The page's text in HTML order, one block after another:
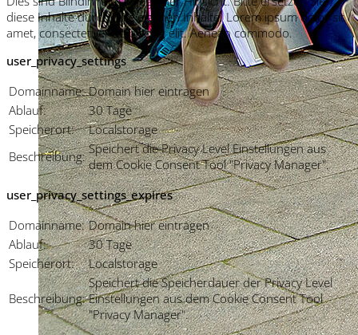
diese Inhalte durch Ihre eigenen Inhalte. Lorem ipsum dolor sit
amet, consectetuer adipiscing elit. Aenean commodo.
user_privacy_settings
Domainname: Domain hier eintragen
Ablauf:
30 Tage
Speicherort:
Localstorage
Beschreibung: Speichert die Privacy Level Einstellungen aus
dem Cookie Consent Tool "Privacy Manager".
user_privacy_settings_expires
Domainname: Domain hier eintragen
Ablauf:
30 Tage
Speicherort:
Localstorage
Beschreibung:
Speichert die Speicherdauer der Privacy Level
Einstellungen aus dem Cookie Consent Tool
"Privacy Manager".